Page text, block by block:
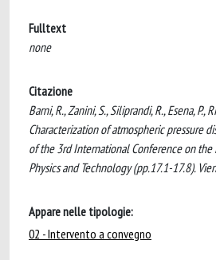
Fulltext
none
Citazione
Barni, R., Zanini, S., Siliprandi, R., Esena, P.,
Characterization of atmospheric pressure
of the 3rd International Conference on the
Physics and Technology (pp.17.1-17.8).
Appare nelle tipologie:
02 - Intervento a convegno